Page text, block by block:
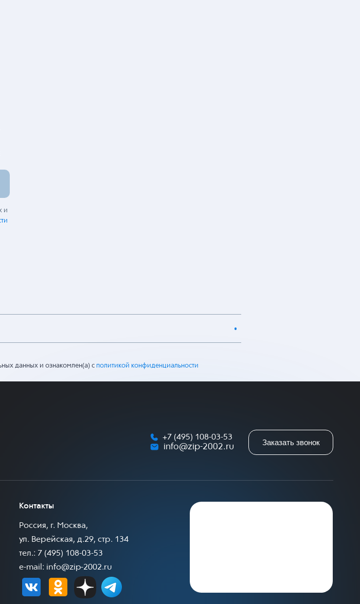
и
данных и ознакомлен(а) с политикой конфиденциальности
+7 (495) 108-03-53
info@zip-2002.ru
Заказать звонок
Контакты
Россия, г. Москва,
ул. Верейская, д.29, стр. 134
тел.: 7 (495) 108-03-53
e-mail: info@zip-2002.ru